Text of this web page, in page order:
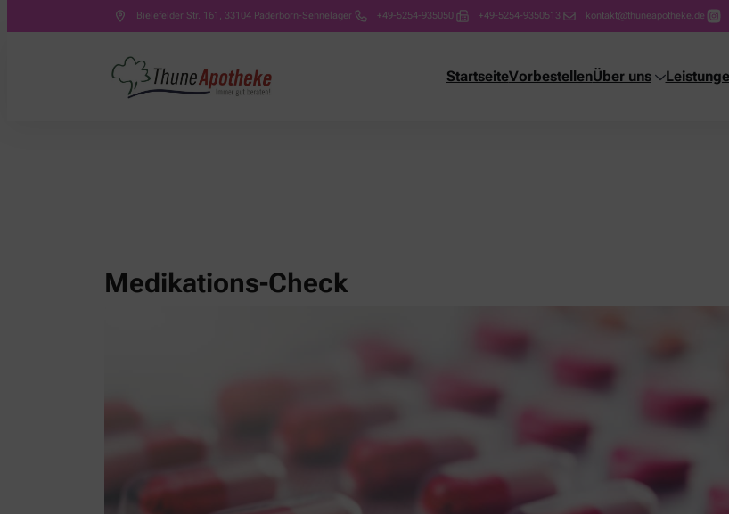
Bielefelder Str. 161 , 33104 Paderborn-Sennelager +49-5254-935050 +49-5254-9350513 kontakt@thuneapotheke.de
StartseiteVorbestellenÜber uns
Medikations-Check